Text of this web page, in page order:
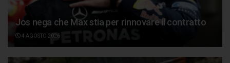
Jos nega che Max stia per rinnovare il contratto
4 AGOSTO 2026